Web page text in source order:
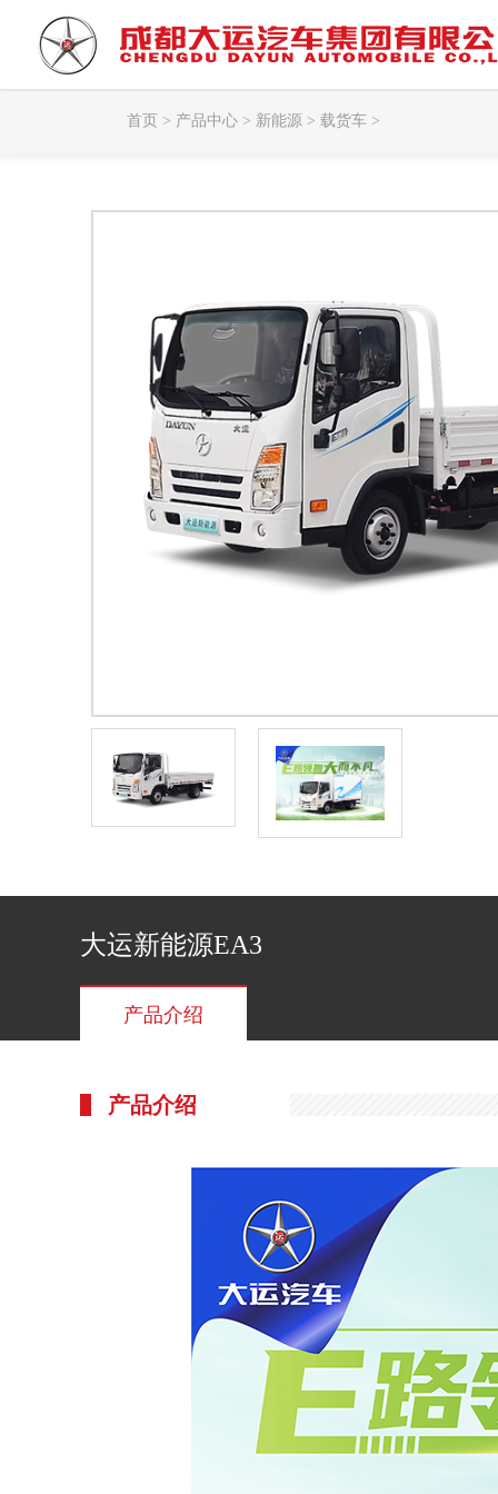
首页 > 产品中心 > 新能源 > 载货车 >
大运新能源EA3
产品介绍
产品介绍